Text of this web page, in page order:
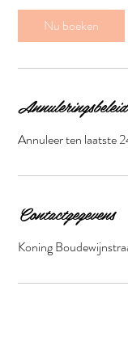
n
Nu boeken
Annuleringsbeleid
Annuleer ten laatste
Contactgegevens
Koning